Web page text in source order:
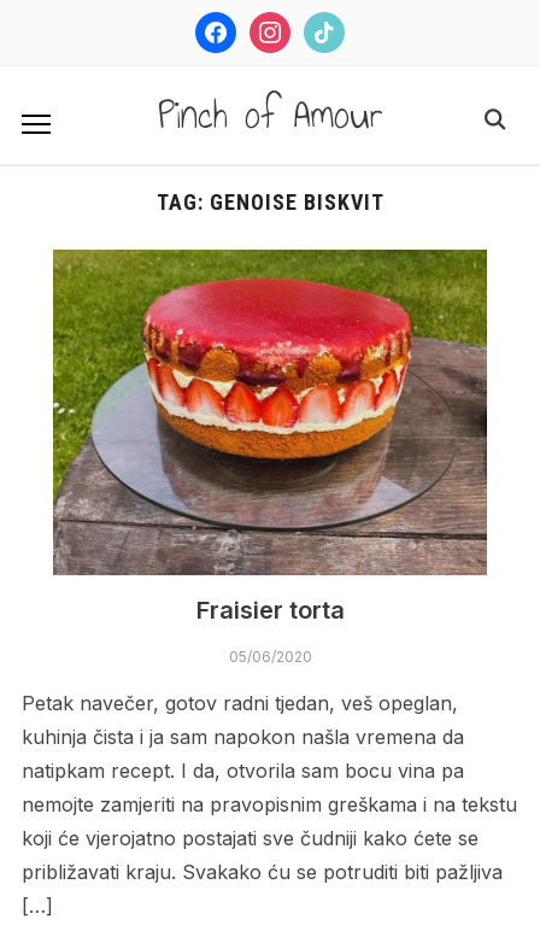
facebookinstagramtiktok
Pinch of Amour
TAG: GENOISE BISKVIT
Fraisier torta
05/06/2020
Petak navečer, gotov radni tjedan, veš opeglan,
kuhinja čista i ja sam napokon našla vremena da
natipkam recept. I da, otvorila sam bocu vina pa
nemojte zamjeriti na pravopisnim greškama i na tekstu
koji će vjerojatno postajati sve čudniji kako ćete se
približavati kraju. Svakako ću se potruditi biti pažljiva
[…]